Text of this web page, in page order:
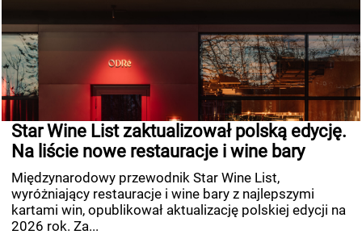
Star Wine List zaktualizował polską edycję.
Na liście nowe restauracje i wine bary
Międzynarodowy przewodnik Star Wine List,
wyróżniający restauracje i wine bary z najlepszymi
kartami win, opublikował aktualizację polskiej edycji na
2026 rok. Za...